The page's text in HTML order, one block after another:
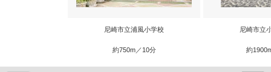
尼崎市立浦風小学校
約750m／10分
尼崎市立
約